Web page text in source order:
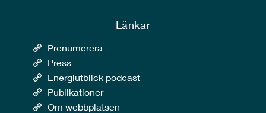
Länkar
Prenumerera
Press
Energiutblick podcast
Publikationer
Om webbplatsen